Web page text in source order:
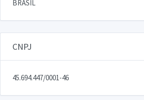
BRASIL
CNPJ
45.694.447/0001-46